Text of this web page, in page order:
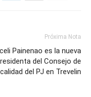
Próxima Nota
Painenao es la nueva
del Consejo de
del PJ en Trevelin